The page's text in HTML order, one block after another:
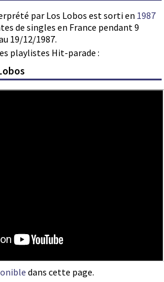
par Los Lobos est sorti en 1987
de singles en France pendant 9
19/12/1987.
playlistes Hit-parade :
dans cette page.